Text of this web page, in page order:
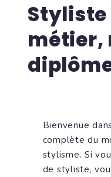
Styliste
métier,
Bienvenue
complète du
stylisme. Si
de styliste,